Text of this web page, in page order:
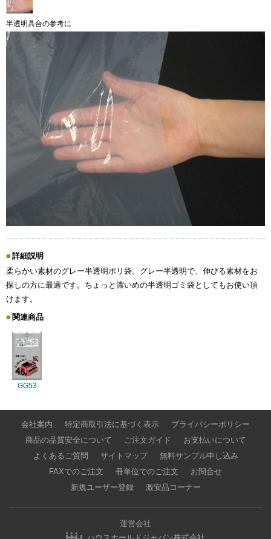
半透明具合の参考に
詳細説明
柔らかい素材のグレー半透明ポリ袋。グレー半透明で、伸びる素材をお
探しの方に最適です。ちょっと濃いめの半透明ゴミ袋としてもお使い頂
けます。
関連商品
GG53
会社案内 特定商取引法に基づく表示
プライバシーポリシー
商品の品質安全について
ご注文ガイド
お支払いについて
よくあるご質問
サイトマップ
無料サンプル申し込み
FAXでのご注文
冊単位でのご注文
お問合せ
新規ユーザー登録
激安品コーナー
運営会社